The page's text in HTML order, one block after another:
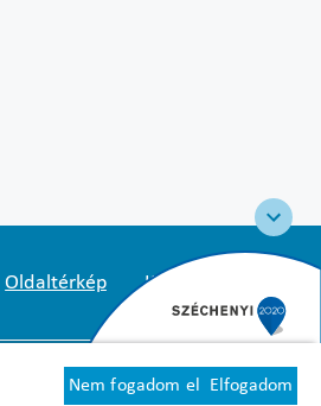
Nem fogadom el Elfogadom
Oldaltérkép Közadatkereső
Diós árok 3.